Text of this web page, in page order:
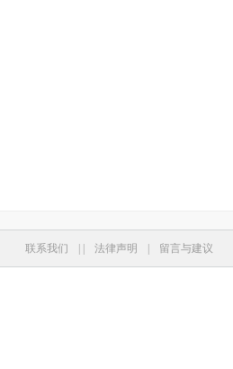
联系我们 法律声明 留言与建议